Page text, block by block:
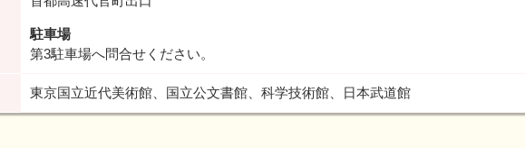
駐車場
第3駐車場へ問合せください。
東京国立近代美術館、国立公文書館、科学技術館、日本武道館